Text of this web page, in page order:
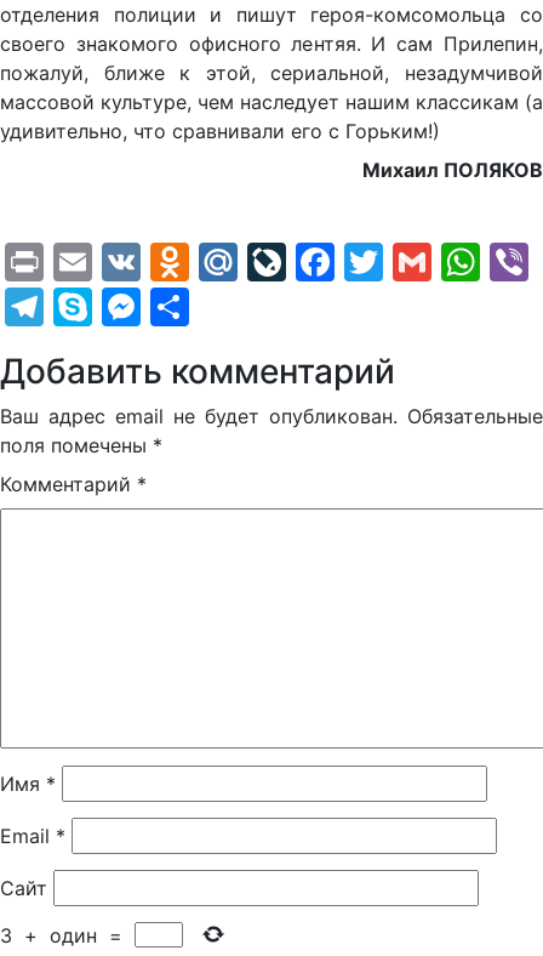
отделения полиции и пишут героя-комсомольца со
своего знакомого офисного лентяя. И сам Прилепин,
пожалуй, ближе к этой, сериальной, незадумчивой
массовой культуре, чем наследует нашим классикам (а
удивительно, что сравнивали его с Горьким!)
Михаил ПОЛЯКОВ
PrintEmail
VK Odnoklassniki
Mail.Ru
LiveJournal
Facebook
Twitter
Gmail
Telegram
SkypeMessenger
Добавить комментарий
Ваш адрес email не будет опубликован. Обязательные
поля помечены *
Комментарий *
Имя *
Email *
Сайт
3 + один =